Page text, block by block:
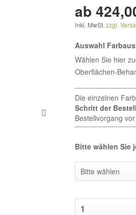
ab
inkl. MwSt.zzgl.
Auswahl
Wählen Sie hier
Oberflächen-
Die einzelnen
Schritt der
Bestellvorgang
Bitte wählen Sie